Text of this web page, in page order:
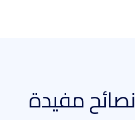
نصائح مفيدة